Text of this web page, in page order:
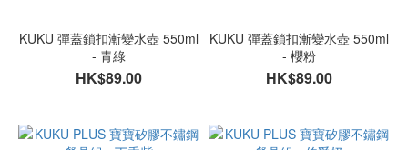
KUKU 彈蓋鎖扣漸變水壺 550ml
- 青綠
HK$89.00
KUKU 彈蓋鎖扣漸變水壺 550ml
- 櫻粉
HK$89.00